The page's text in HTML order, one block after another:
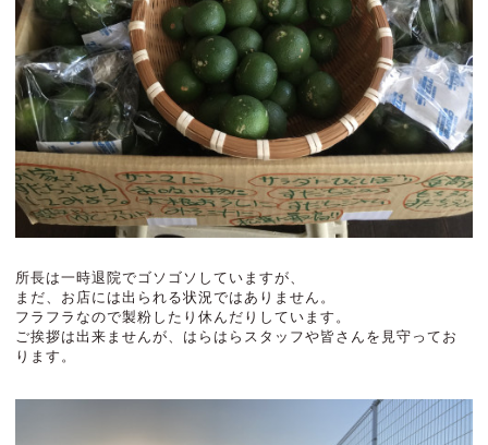
所長は一時退院でゴソゴソしていますが、
まだ、お店には出られる状況ではありません。
フラフラなので製粉したり休んだりしています。
ご挨拶は出来ませんが、はらはらスタッフや皆さんを見守ってお
ります。